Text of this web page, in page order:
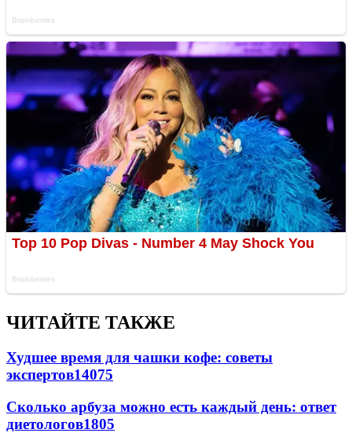
ЧИТАЙТЕ ТАКЖЕ
Худшее время для чашки кофе: советы
экспертов14075
Сколько арбуза можно есть каждый день: ответ
диетологов1805